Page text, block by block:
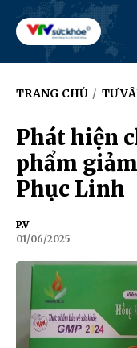
TRANG CHỦ / TƯ
Phát hiện
phẩm
Phục Linh
P.V
01/06/2025